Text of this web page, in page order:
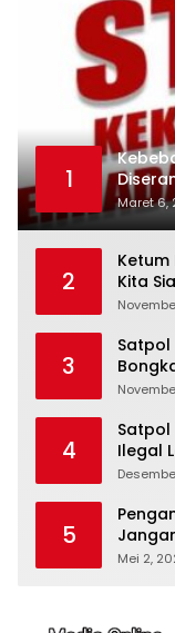
1
Maret 6,
2
Ketum
Kita
3
Satpol
4
Satpol
Ilegal
5
‘Spa
Mei 2,